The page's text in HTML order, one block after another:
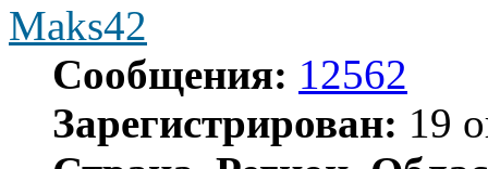
Maks42
Сообщения: 12562
Зарегистрирован: 19